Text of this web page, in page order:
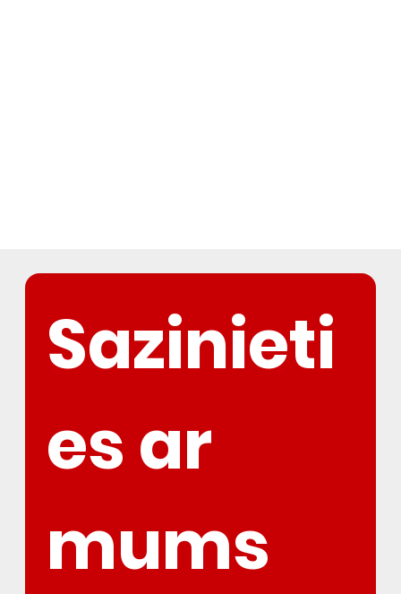
Sazinieti
es ar
mums